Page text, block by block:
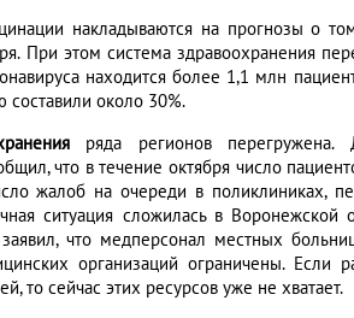
накладываются на прогнозы о
При этом система здравоохранения
находится более 1,1 млн
около 30%.
ряда регионов перегружена.
что в течение октября число
жалоб на очереди в поликлиниках,
ситуация сложилась в Воронежской
что медперсонал местных
организаций ограничены.
то сейчас этих ресурсов уже не хватает.